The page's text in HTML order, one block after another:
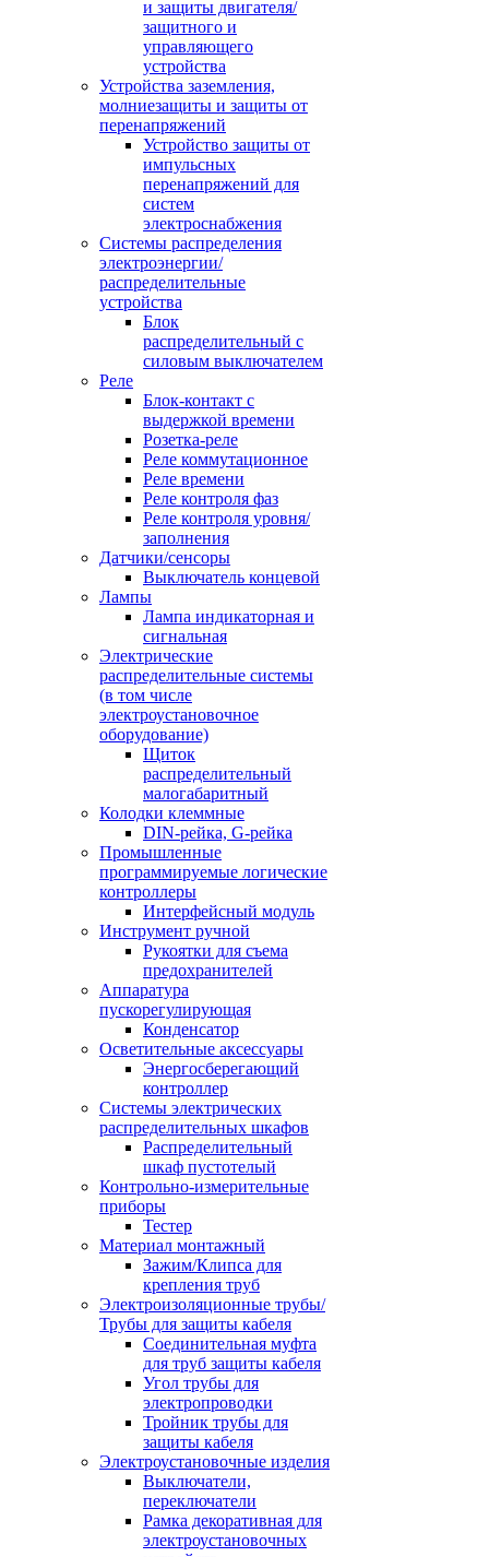
и защиты двигателя/
защитного и
управляющего
устройства
Устройства заземления,
молниезащиты и защиты от
перенапряжений
Устройство защиты от
импульсных
перенапряжений для
систем
электроснабжения
Системы распределения
электроэнергии/
распределительные
устройства
Блок
распределительный с
силовым выключателем
Реле
Блок-контакт с
выдержкой времени
Розетка-реле
Реле коммутационное
Реле времени
Реле контроля фаз
Реле контроля уровня/
заполнения
Датчики/сенсоры
Выключатель концевой
Лампы
Лампа индикаторная и
сигнальная
Электрические
распределительные системы
(в том числе
электроустановочное
оборудование)
Щиток
распределительный
малогабаритный
Колодки клеммные
DIN-рейка, G-рейка
Промышленные
программируемые логические
контроллеры
Интерфейсный модуль
Инструмент ручной
Рукоятки для съема
предохранителей
Аппаратура
пускорегулирующая
Конденсатор
Осветительные аксессуары
Энергосберегающий
контроллер
Системы электрических
распределительных шкафов
Распределительный
шкаф пустотелый
Контрольно-измерительные
приборы
Тестер
Материал монтажный
Зажим/Клипса для
крепления труб
Электроизоляционные трубы/
Трубы для защиты кабеля
Соединительная муфта
для труб защиты кабеля
Угол трубы для
электропроводки
Тройник трубы для
защиты кабеля
Электроустановочные изделия
Выключатели,
переключатели
Рамка декоративная для
электроустановочных